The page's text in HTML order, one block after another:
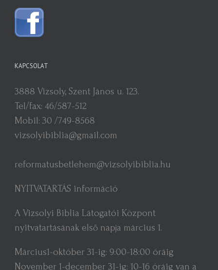
KAPCSOLAT
3888 Vizsoly, Szent János u. 123.
Tel/fax: 46/587-512
Mobil: 30 /749-8568
vizsolyibiblia@gmail.com
reformatusbetlehem@vizsolyibiblia.hu
NYITVATARTÁS információ
A Vizsolyi Biblia Látogatói Központ
nyitvatartásának első napja március 1.
Március1-október 31-ig: 9:00-18:00 óráig
November 1-december 31-ig: 10-16 óráig van a